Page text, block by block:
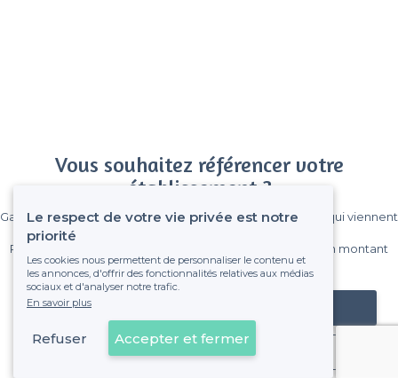
Vous souhaitez référencer votre
établissement ?
Gagnez de nombreux clients parmi le million de visiteurs qui viennent
Pas de commissions et sans engagement, vous payez un montant
fixe sans risque de voir déraper la facture.
Référencer mon établissement
Déjà client
Le respect de votre vie privée est notre
priorité
Les cookies nous permettent de personnaliser le contenu et
les annonces, d'offrir des fonctionnalités relatives aux médias
sociaux et d'analyser notre trafic.
En savoir plus
Refuser Accepter et fermer